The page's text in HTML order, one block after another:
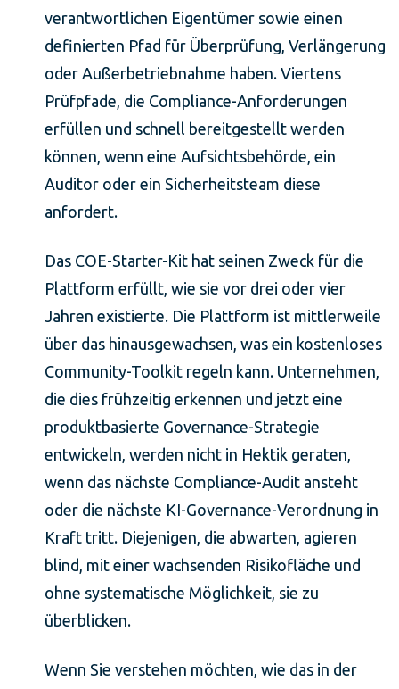
verantwortlichen Eigentümer sowie einen
definierten Pfad für Überprüfung, Verlängerung
oder Außerbetriebnahme haben. Viertens
Prüfpfade, die Compliance-Anforderungen
erfüllen und schnell bereitgestellt werden
können, wenn eine Aufsichtsbehörde, ein
Auditor oder ein Sicherheitsteam diese
anfordert.
Das COE-Starter-Kit hat seinen Zweck für die
Plattform erfüllt, wie sie vor drei oder vier
Jahren existierte. Die Plattform ist mittlerweile
über das hinausgewachsen, was ein kostenloses
Community-Toolkit regeln kann. Unternehmen,
die dies frühzeitig erkennen und jetzt eine
produktbasierte Governance-Strategie
entwickeln, werden nicht in Hektik geraten,
wenn das nächste Compliance-Audit ansteht
oder die nächste KI-Governance-Verordnung in
Kraft tritt. Diejenigen, die abwarten, agieren
blind, mit einer wachsenden Risikofläche und
ohne systematische Möglichkeit, sie zu
überblicken.
Wenn Sie verstehen möchten, wie das in der